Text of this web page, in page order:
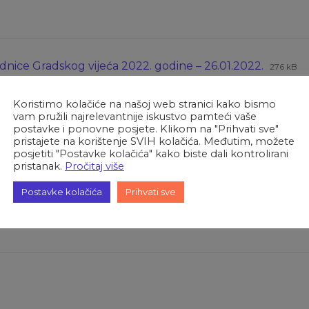
Gradskog vijeća 2022. godine – 26.01.2022. Veličina
276 kB
10. sjednice Gradskog vijeća 2022. godine – 04.02.2022.
Suglasnosti na prijedlog Pravilnika o unutarnjem
mjesta Gradske knjižnice – 04.02.22 Ekstenzija
datoteke:
pdf
Veličina
datoteke:
451 kB
na Izvedbeni plan za 2022. – Oroslavje –
Ekstenzija
datoteke:
pdf
Veličina
datoteke:
387 kB
Koristimo kolačiće na našoj web stranici kako bismo
vam pružili najrelevantnije iskustvo pamteći vaše
postavke i ponovne posjete. Klikom na "Prihvati sve"
pristajete na korištenje SVIH kolačića. Međutim, možete
posjetiti "Postavke kolačića" kako biste dali kontrolirani
pristanak. Pročitaj više
Postavke kolačića Prihvati sve